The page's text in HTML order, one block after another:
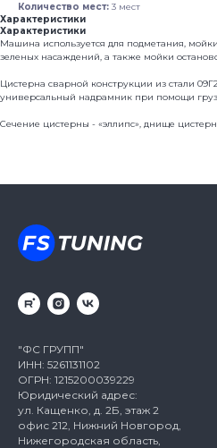
Количество мест: 3 мест
Характеристики
Характеристики
Машина используется для подметания,
зеленых насаждений, а также мойки
Цистерна сварной конструкции из стали
универсальный надрамник при помощи
Сечение цистерны - «эллипс», днище
"ФС ГРУПП"
ИНН: 5261131102
ОГРН: 1215200039229
Юридический адрес:
ул. Кащенко, д. 2Б, этаж 2
офис 212, Нижний Новгород,
Нижегородская область,